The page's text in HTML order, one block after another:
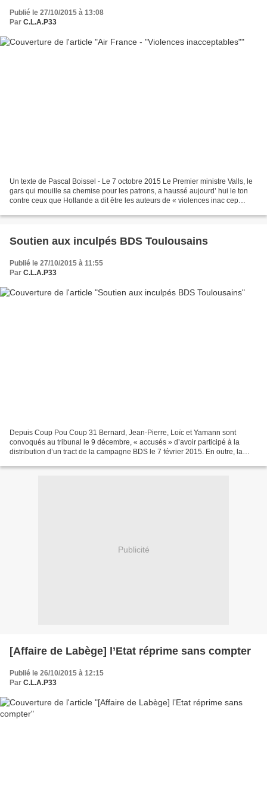
Publié le 27/10/2015 à 13:08
Par C.L.A.P33
Un texte de Pascal Boissel - Le 7 octobre 2015 Le Premier ministre Valls, le
gars qui mouille sa chemise pour les patrons, a haussé aujourd’ hui le ton
contre ceux que Hollande a dit être les auteurs de « violences inac cep
Soutien aux inculpés BDS Toulousains
Publié le 27/10/2015 à 11:55
Par C.L.A.P33
Depuis Coup Pou Coup 31 Bernard, Jean-Pierre, Loïc et Yamann sont
convoqués au tribunal le 9 décembre, « accusés » d’avoir participé à la
distribution d’un tract de la campagne BDS le 7 février 2015. En outre, la
Publicité
[Affaire de Labège] l’Etat réprime sans compter
Publié le 26/10/2015 à 12:15
Par C.L.A.P33